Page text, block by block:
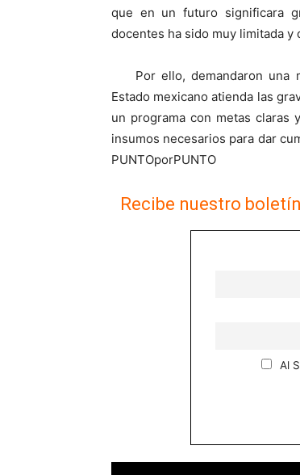
que en un futuro significara
docentes ha sido muy limitada
Por ello, demandaron una
Estado mexicano atienda las
un programa con metas
insumos necesarios para dar
PUNTOporPUNTO
Recibe nuestro
Al